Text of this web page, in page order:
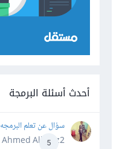
أحدث أسئلة البرمجة
5
سؤال عن تعلم البرمجه
Ahmed Alhafiz2 · نشر